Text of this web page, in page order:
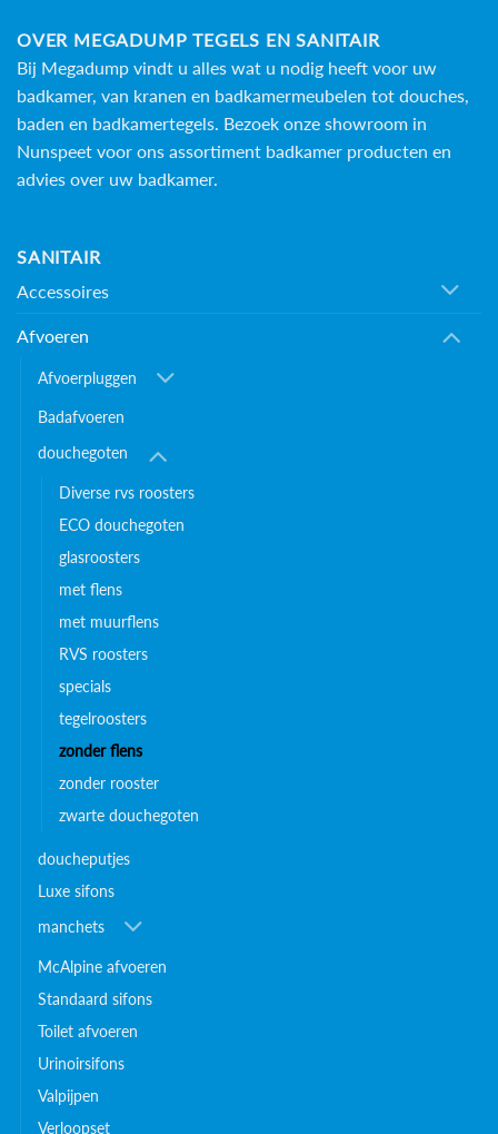
OVER MEGADUMP TEGELS EN SANITAIR
Bij Megadump vindt u alles wat u nodig heeft voor uw
badkamer, van kranen en badkamermeubelen tot douches,
baden en badkamertegels . Bezoek onze showroom in
Nunspeet voor ons assortiment badkamer producten en
advies over uw badkamer.
SANITAIR
Accessoires
Afvoeren
Afvoerpluggen
Badafvoeren
douchegoten
Diverse rvs roosters
ECO douchegoten
glasroosters
met flens
met muurflens
RVS roosters
specials
tegelroosters
zonder flens
zonder rooster
zwarte douchegoten
doucheputjes
Luxe sifons
manchets
McAlpine afvoeren
Standaard sifons
Toilet afvoeren
Urinoirsifons
Valpijpen
Verloopset